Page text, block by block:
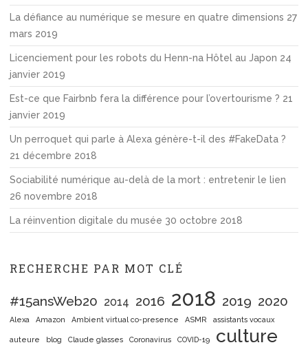
La défiance au numérique se mesure en quatre dimensions 27
mars 2019
Licenciement pour les robots du Henn-na Hôtel au Japon 24
janvier 2019
Est-ce que Fairbnb fera la différence pour l’overtourisme ? 21
janvier 2019
Un perroquet qui parle à Alexa génère-t-il des #FakeData ?
21 décembre 2018
Sociabilité numérique au-delà de la mort : entretenir le lien
26 novembre 2018
La réinvention digitale du musée 30 octobre 2018
RECHERCHE PAR MOT CLÉ
#15ansWeb20 2014 2016 2018 2019 2020
Alexa Amazon Ambient virtual co-presence ASMR assistants vocaux
auteure blog Claude glasses Coronavirus COVID-19
culture